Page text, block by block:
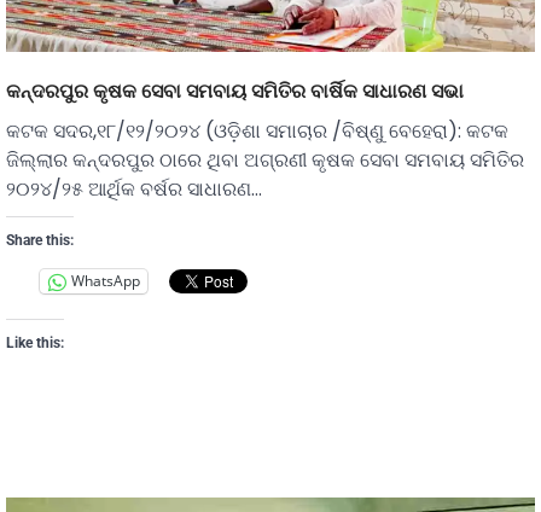
କନ୍ଦରପୁର କୃଷକ ସେବା ସମବାୟ ସମିତିର ବାର୍ଷିକ ସାଧାରଣ ସଭା
କଟକ ସଦର,୧୮/୧୨/୨୦୨୪ (ଓଡ଼ିଶା ସମାଚାର /ବିଷ୍ଣୁ ବେହେରା): କଟକ
ଜିଲ୍ଲାର କନ୍ଦରପୁର ଠାରେ ଥିବା ଅଗ୍ରଣୀ କୃଷକ ସେବା ସମବାୟ ସମିତିର
୨୦୨୪/୨୫ ଆର୍ଥିକ ବର୍ଷର ସାଧାରଣ…
Share this:
WhatsApp
Like this: